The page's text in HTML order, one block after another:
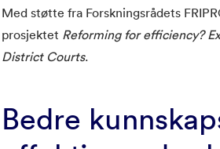
Med støtte fra Forskningsrådets
prosjektet Reforming for efficiency?
District Courts.
Bedre